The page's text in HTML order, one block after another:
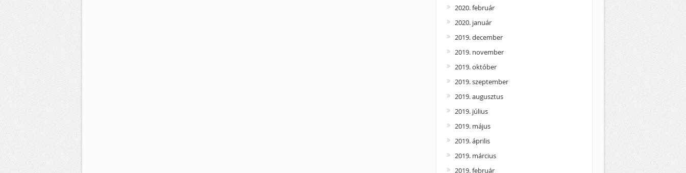
2020. február
2020. január
2019. december
2019. november
2019. október
2019. szeptember
2019. augusztus
2019. július
2019. május
2019. április
2019. március
2019. február